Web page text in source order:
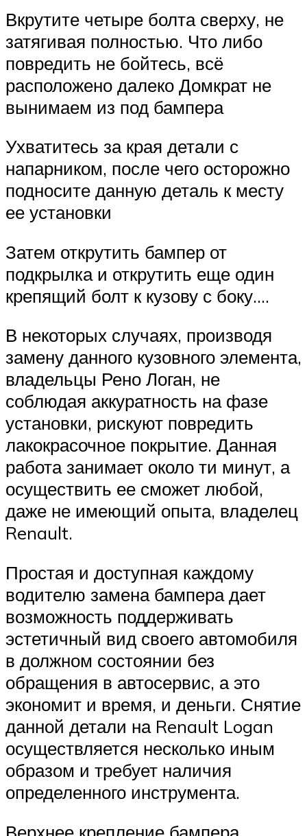
Вкрутите четыре болта сверху, не
затягивая полностью. Что либо
повредить не бойтесь, всё
расположено далеко Домкрат не
вынимаем из под бампера
Ухватитесь за края детали с
напарником, после чего осторожно
подносите данную деталь к месту
ее установки
Затем открутить бампер от
подкрылка и открутить еще один
крепящий болт к кузову с боку….
В некоторых случаях, производя
замену данного кузовного элемента,
владельцы Рено Логан, не
соблюдая аккуратность на фазе
установки, рискуют повредить
лакокрасочное покрытие. Данная
работа занимает около ти минут, а
осуществить ее сможет любой,
даже не имеющий опыта, владелец
Renault.
Простая и доступная каждому
водителю замена бампера дает
возможность поддерживать
эстетичный вид своего автомобиля
в должном состоянии без
обращения в автосервис, а это
экономит и время, и деньги. Снятие
данной детали на Renault Logan
осуществляется несколько иным
образом и требует наличия
определенного инструмента.